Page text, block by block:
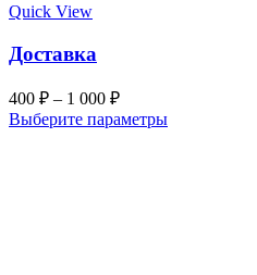
Quick View
Доставка
400 ₽ – 1 000 ₽
Выберите параметры